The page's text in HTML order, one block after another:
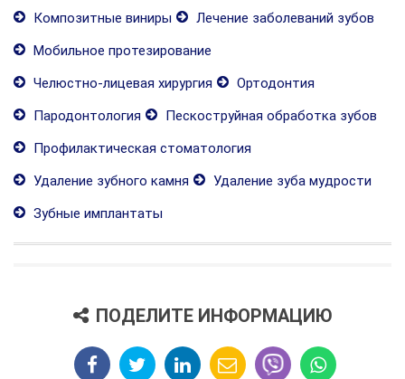
Композитные виниры
Лечение заболеваний зубов
Мобильное протезирование
Челюстно-лицевая хирургия
Ортодонтия
Пародонтология
Пескоструйная обработка зубов
Профилактическая стоматология
Удаление зубного камня
Удаление зуба мудрости
Зубные имплантаты
ПОДЕЛИТЕ ИНФОРМАЦИЮ